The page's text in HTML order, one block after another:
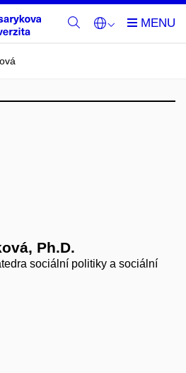
Ph.D.
sociální politiky a sociální